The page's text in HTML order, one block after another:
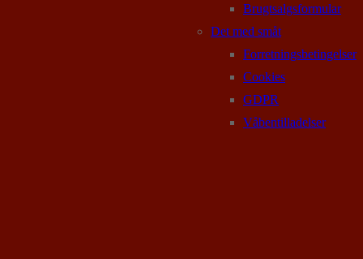
Brugtsalgsformular
Det med småt
Forretningsbetingelser
Cookies
GDPR
Våbentilladelser